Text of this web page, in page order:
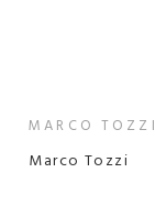
MARCO TOZZI
Marco Tozzi